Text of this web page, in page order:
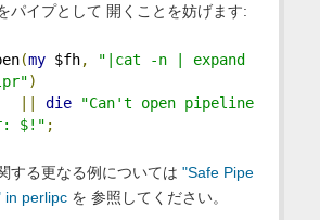
パイプとして 開くことを妨げます:
(my $fh,
"|cat -n | expand
)
die
"Can't open pipeline
$!" ;
する更なる例については "Safe Pipe
in perlipcを 参照してください。